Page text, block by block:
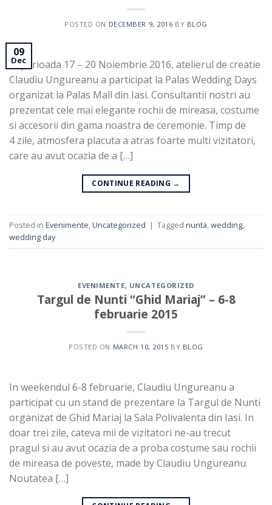
POSTED ON DECEMBER 9, 2016 BY BLOG
09
Dec
In perioada 17 – 20 Noiembrie 2016, atelierul de creatie
Claudiu Ungureanu a participat la Palas Wedding Days
organizat la Palas Mall din Iasi. Consultantii nostri au
prezentat cele mai elegante rochii de mireasa, costume
si accesorii din gama noastra de ceremonie. Timp de
4 zile, atmosfera placuta a atras foarte multi vizitatori,
care au avut ocazia de a […]
CONTINUE READING →
Posted in Evenimente,Uncategorized | Tagged nunta,wedding,
wedding day
EVENIMENTE, UNCATEGORIZED
Targul de Nunti “Ghid Mariaj” – 6-8
februarie 2015
POSTED ON MARCH 10, 2015 BY BLOG
In weekendul 6-8 februarie, Claudiu Ungureanu a
participat cu un stand de prezentare la Targul de Nunti
organizat de Ghid Mariaj la Sala Polivalenta din Iasi. In
doar trei zile, cateva mii de vizitatori ne-au trecut
pragul si au avut ocazia de a proba costume sau rochii
de mireasa de poveste, made by Claudiu Ungureanu.
Noutatea […]